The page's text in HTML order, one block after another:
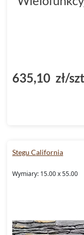
635,10 zł/szt
Stegu California
Wymiary: 15.00 x 55.00